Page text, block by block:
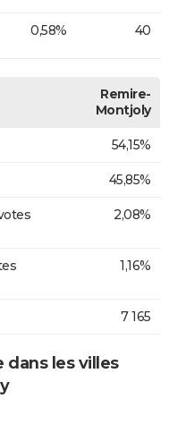
0,58% 40
Remire-
Montjoly
54,15%
45,85%
2,08%
1,16%
7 165
dans les villes